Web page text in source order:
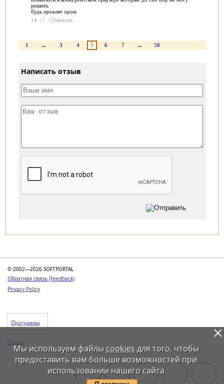
решить
будь проклят хром
14 | 7 | Ответить
1 ... 3 4 5 6 7 ... 58
Написать отзыв
© 2002—2026 SOFTPORTAL
Обратная связь (Feedback)
Privacy Policy
Программы
Статьи
Мы используем файлы cookiesдля того, чтобы
предоставить вам больше возможностей при
использовании нашего сайта